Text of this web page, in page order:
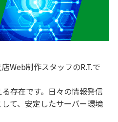
Web制作スタッフのR.T.で
存在です。日々の情報発信
て、安定したサーバー環境